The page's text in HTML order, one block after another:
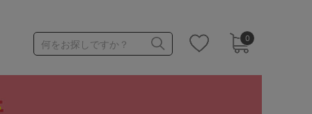
0
何をお探しですか？